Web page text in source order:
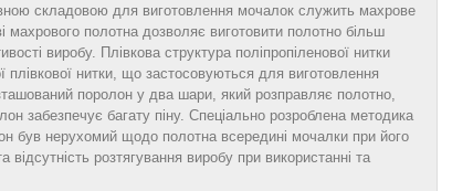
складовою для виготовлення мочалок служить махрове
махрового полотна дозволяє виготовити полотно більш
виробу. Плівкова структура поліпропіленової нитки
нитки, що застосовуються для виготовлення
поролон у два шари, який розправляє полотно,
забезпечує багату піну. Спеціально розроблена методика
був нерухомий щодо полотна всередині мочалки при його
розтягування виробу при використанні та